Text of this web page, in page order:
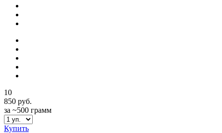
10
850 руб.
за ~500 грамм
Купить